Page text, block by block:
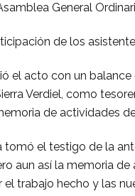
General
de los
el acto con un
Verdiel, como
de actividades
el testigo de la
aun así la memoria
trabajo hecho y las